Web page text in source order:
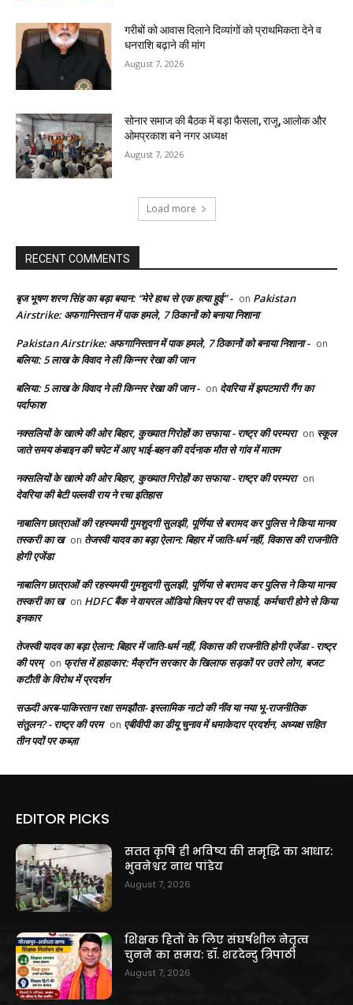
गरीबों को आवास दिलाने दिव्यांगों को प्राथमिकता देने व
धनराशि बढ़ाने की मांग
August 7, 2026
सोनार समाज की बैठक में बड़ा फैसला, राजू, आलोक और
ओमप्रकाश बने नगर अध्यक्ष
August 7, 2026
Load more
RECENT COMMENTS
बृज भूषण शरण सिंह का बड़ा बयान: “मेरे हाथ से एक हत्या हुई” - on Pakistan
Airstrike: अफगानिस्तान में पाक हमले, 7 ठिकानों को बनाया निशाना
Pakistan Airstrike: अफगानिस्तान में पाक हमले, 7 ठिकानों को बनाया निशाना - on
बलिया: 5 लाख के विवाद ने ली किन्नर रेखा की जान
बलिया: 5 लाख के विवाद ने ली किन्नर रेखा की जान - on देवरिया में झपटमारी गैंग का
पर्दाफाश
नक्सलियों के खात्मे की ओर बिहार, कुख्यात गिरोहों का सफाया - राष्ट्र की परम्परा on स्कूल
जाते समय कंबाइन की चपेट में आए भाई-बहन की दर्दनाक मौत से गांव में मातम
नक्सलियों के खात्मे की ओर बिहार, कुख्यात गिरोहों का सफाया - राष्ट्र की परम्परा on
देवरिया की बेटी पल्लवी राय ने रचा इतिहास
नाबालिग छात्राओं की रहस्यमयी गुमशुदगी सुलझी, पूर्णिया से बरामद कर पुलिस ने किया मानव
तस्करी का ख on तेजस्वी यादव का बड़ा ऐलान: बिहार में जाति-धर्म नहीं, विकास की राजनीति
होगी एजेंडा
नाबालिग छात्राओं की रहस्यमयी गुमशुदगी सुलझी, पूर्णिया से बरामद कर पुलिस ने किया मानव
तस्करी का ख on HDFC बैंक ने वायरल ऑडियो क्लिप पर दी सफाई, कर्मचारी होने से किया
इनकार
तेजस्वी यादव का बड़ा ऐलान: बिहार में जाति-धर्म नहीं, विकास की राजनीति होगी एजेंडा - राष्ट्र
की परम् on फ्रांस में हाहाकार: मैक्रॉन सरकार के खिलाफ सड़कों पर उतरे लोग, बजट
कटौती के विरोध में प्रदर्शन
सऊदी अरब-पाकिस्तान रक्षा समझौता- इस्लामिक नाटो की नींव या नया भू-राजनीतिक
संतुलन? - राष्ट्र की परम on एबीवीपी का डीयू चुनाव में धमाकेदार प्रदर्शन, अध्यक्ष सहित
तीन पदों पर कब्ज़ा
EDITOR PICKS
सतत कृषि ही भविष्य की समृद्धि का आधार:
भुवनेश्वर नाथ पांडेय
August 7, 2026
शिक्षक हितों के लिए संघर्षशील नेतृत्व
चुनने का समय: डॉ. शरदेन्दु त्रिपाठी
August 7, 2026